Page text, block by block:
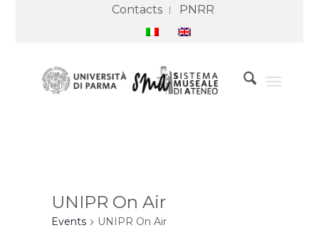
Contacts PNRR
UNIPR On Air
Events UNIPR On Air